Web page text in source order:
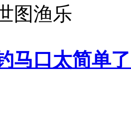
图渔乐
马口太简单